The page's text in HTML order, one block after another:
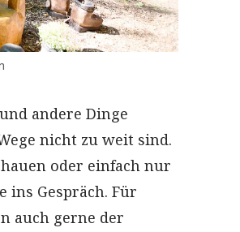
andere Dinge
nicht zu weit sind.
oder einfach nur
ins Gespräch. Für
auch gerne der